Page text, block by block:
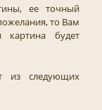
ее точный
то Вам
картина будет
из следующих